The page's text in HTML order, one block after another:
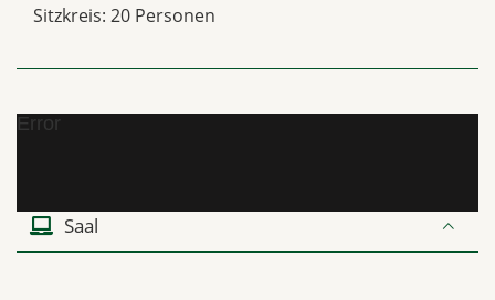
Sitzkreis: 20 Personen
Error
Saal